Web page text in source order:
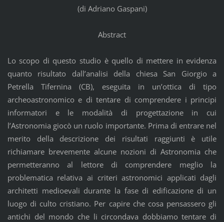
(di Adriano Gaspani)
Abstract
Lo scopo di questo studio è quello di mettere in evidenza
quanto risultato dall’analisi della chiesa San Giorgio a
Petrella Tifernina (CB), eseguita in un’ottica di tipo
archeoastronomico e di tentare di comprendere i principi
informatori e le modalità di progettazione in cui
l’Astronomia giocò un ruolo importante. Prima di entrare nel
merito della descrizione dei risultati raggiunti è utile
richiamare brevemente alcune nozioni di Astronomia che
permetteranno al lettore di comprendere meglio la
problematica relativa ai criteri astronomici applicati dagli
architetti medioevali durante la fase di edificazione di un
luogo di culto cristiano. Per capire che cosa pensassero gli
antichi del mondo che li circondava dobbiamo tentare di